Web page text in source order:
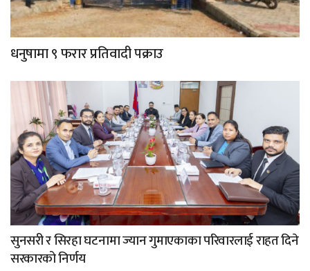
धनुषामा ९ फरार प्रतिवादी पक्राउ
सुनसरी र सिरहा घटनामा ज्यान गुमाएकाका परिवारलाई राहत दिने
सरकारको निर्णय